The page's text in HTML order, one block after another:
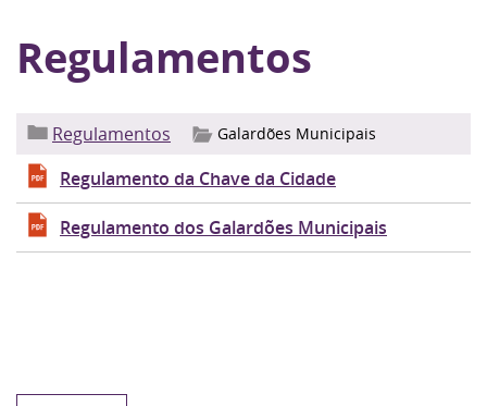
Regulamentos
Regulamentos Galardões Municipais
Regulamento da Chave da Cidade
Regulamento dos Galardões Municipais